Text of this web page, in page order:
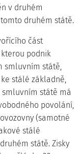
v druhém
druhém státě.
část
podnik
smluvním státě,
stálé základně,
státě má
povolání,
(samotné
stálé
státě. Zisky